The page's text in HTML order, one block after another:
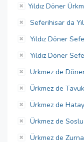
Yıldız Döner
Seferihisar da
Yıldız Döner
Yıldız Döner
Ürkmez de
Ürkmez de
Ürkmez de
Ürkmez de
Ürkmez de